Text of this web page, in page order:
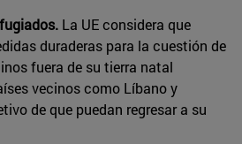
La UE considera que
duraderas para la cuestión de
fuera de su tierra natal
vecinos como Líbano y
de que puedan regresar a su